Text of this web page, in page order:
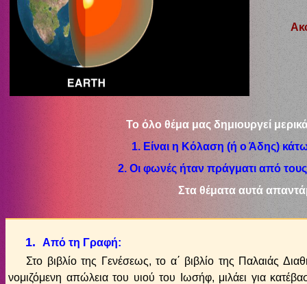
Το όλο θέμα μας δημιουργεί
1. Είναι η Κόλαση (ή ο Άδης)
2. Οι φωνές ήταν πράγματι από
Στα θέματα αυτά
1. Από τη Γραφή:
Στο βιβλίο της Γενέσεως, το α΄ βιβλίο της Παλαιάς
νομιζόμενη απώλεια του υιού του Ιωσήφ, μιλάει για